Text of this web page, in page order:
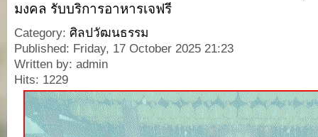
มงคล รับบริการอาหารเจฟรี
Category: ศิลปวัฒนธรรม
Published: Friday, 17 October 2025 21:23
Written by: admin
Hits: 1229